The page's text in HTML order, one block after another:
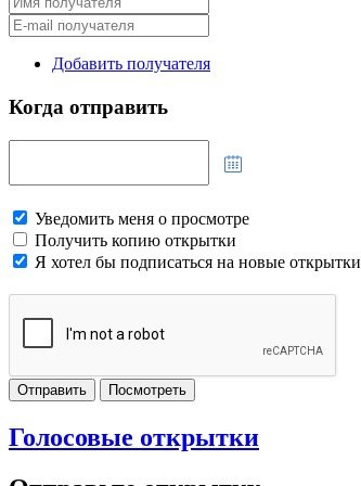
Добавить получателя
Когда отправить
Уведомить меня о просмотре
Получить копию открытки
Я хотел бы подписаться на новые открытки
Отправить Посмотреть
Голосовые открытки